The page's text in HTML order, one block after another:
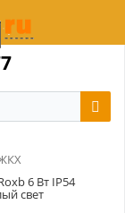
6 Вт IP54
свет